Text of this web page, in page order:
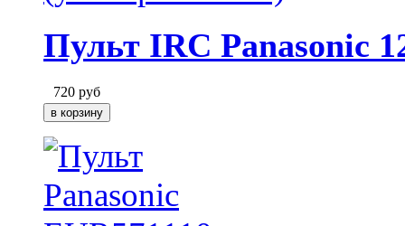
Пульт IRC Panasonic
720 руб